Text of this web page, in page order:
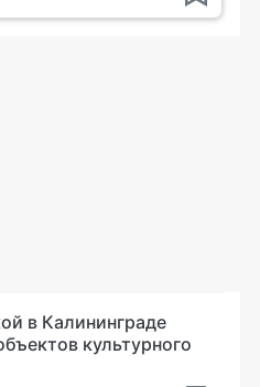
в Калининграде
культурного